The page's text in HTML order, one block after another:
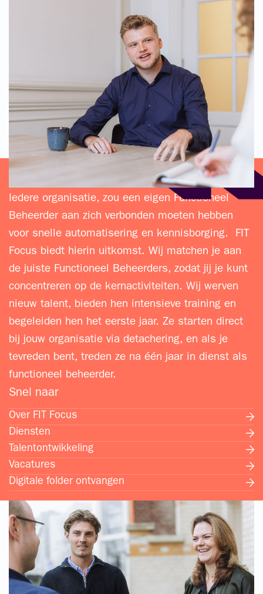
FOCUS OP BEHEER
Iedere organisatie, zou een eigen Functioneel
Beheerder aan zich verbonden moeten hebben
voor snelle automatisering en kennisborging. FIT
Focus biedt hierin uitkomst. Wij matchen je aan
de juiste Functioneel Beheerders, zodat jij je kunt
concentreren op de kernactiviteiten. Wij werven
nieuw talent, bieden hen intensieve training en
begeleiden hen het eerste jaar. Ze starten direct
bij jouw organisatie via detachering, en als je
tevreden bent, treden ze na één jaar in dienst als
functioneel beheerder.
Snel naar
Over FIT Focus
Diensten
Talentontwikkeling
Vacatures
Digitale folder ontvangen